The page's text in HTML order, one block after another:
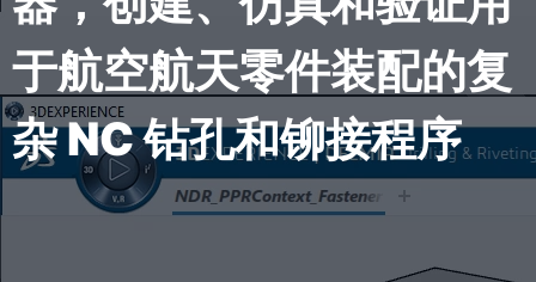
于航空航天零件装配的复
杂 NC 钻孔和铆接程序